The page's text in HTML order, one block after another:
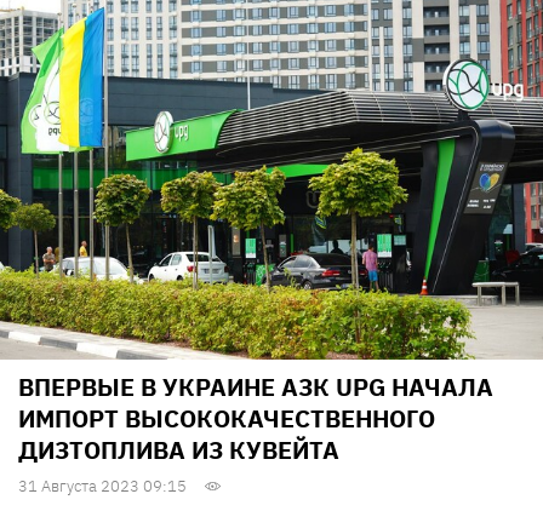
ВПЕРВЫЕ В УКРАИНЕ АЗК UPG НАЧАЛА
ИМПОРТ ВЫСОКОКАЧЕСТВЕННОГО
ДИЗТОПЛИВА ИЗ КУВЕЙТА
31 Августа 2023 09:15